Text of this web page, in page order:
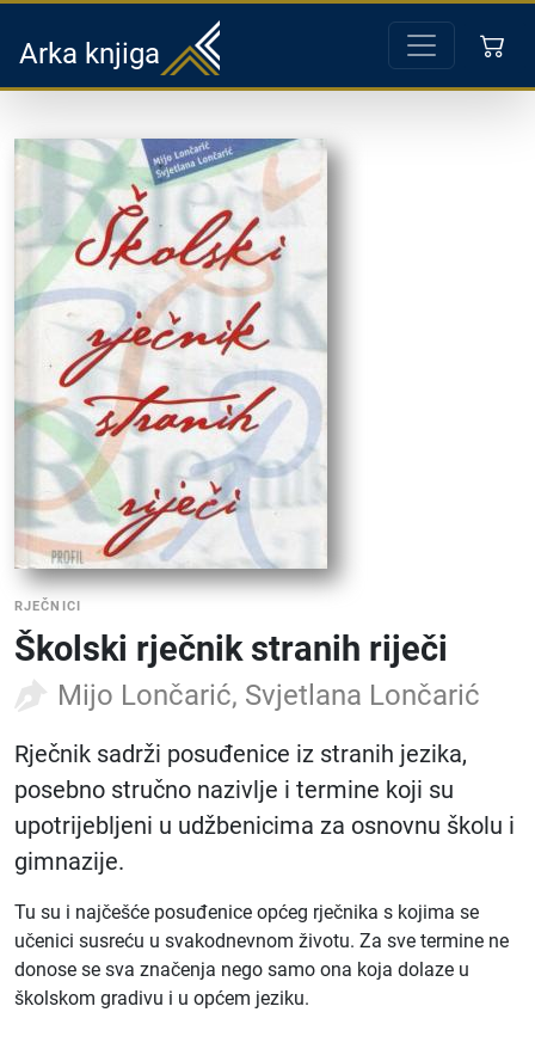
Arka knjiga
RJEČNICI
Školski rječnik stranih riječi
Mijo Lončarić, Svjetlana Lončarić
Rječnik sadrži posuđenice iz stranih jezika,
posebno stručno nazivlje i termine koji su
upotrijebljeni u udžbenicima za osnovnu školu i
gimnazije.
Tu su i najčešće posuđenice općeg rječnika s kojima se
učenici susreću u svakodnevnom životu. Za sve termine ne
donose se sva značenja nego samo ona koja dolaze u
školskom gradivu i u općem jeziku.